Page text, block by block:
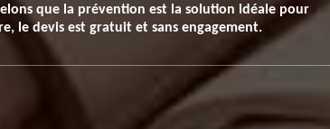
que la prévention est la solution idéale pour
le devis est gratuit et sans engagement.